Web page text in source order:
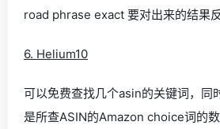
road phrase exact 要对出来的结果
6. Helium10
可以免费查找几个asin的关键词，同
是所查ASIN的Amazon choice词的